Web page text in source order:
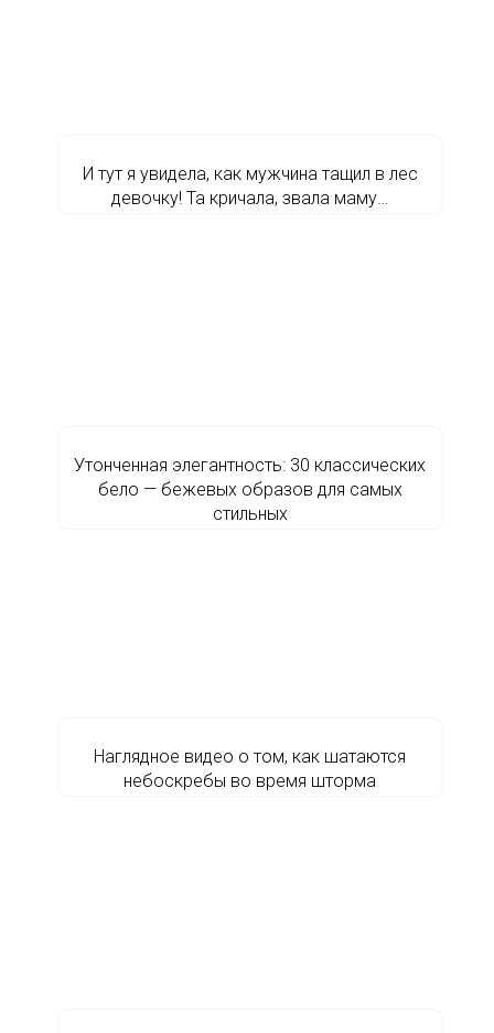
И тут я увидела, как мужчина тащил в лес
девочку! Та кричала, звала маму…
Утонченная элегантность: 30 классических
бело — бежевых образов для самых
стильных
Наглядное видео о том, как шатаются
небоскребы во время шторма